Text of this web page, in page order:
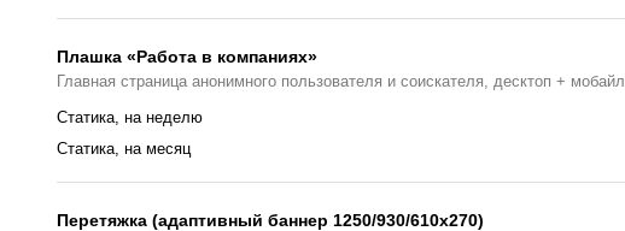
Плашка «Работа в компаниях»
Главная страницa анонимного пользователя и соискателя, десктоп + мобайл
Статика, на неделю
Статика, на месяц
Перетяжка (адаптивный баннер 1250/930/610х270)